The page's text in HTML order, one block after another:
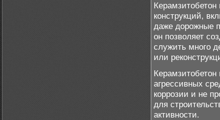
конструкций,
даже дорожные
он позволяет
служить много
или
агрессивных
коррозии и не
для
активности.